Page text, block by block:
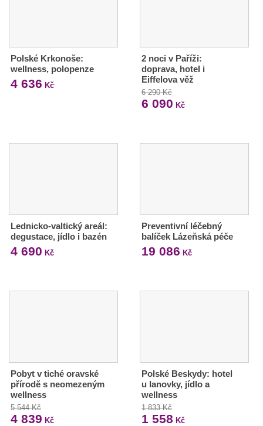
Polské Krkonoše:
wellness, polopenze
4 636 Kč
2 noci v Paříži:
doprava, hotel i
Eiffelova věž
6 290 Kč
6 090 Kč
Lednicko-valtický areál:
degustace, jídlo i bazén
4 690 Kč
Preventivní léčebný
balíček Lázeňská péče
19 086 Kč
Pobyt v tiché oravské
přírodě s neomezeným
wellness
5 544 Kč
4 839 Kč
Polské Beskydy: hotel
u lanovky, jídlo a
wellness
1 833 Kč
1 558 Kč